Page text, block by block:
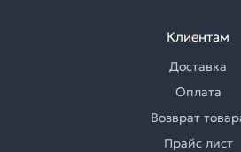
Клиентам
Доставка
Оплата
Возврат
Прайс лист